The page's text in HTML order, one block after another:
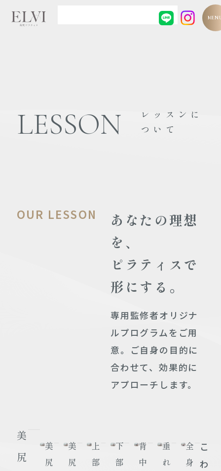
LESSON
レッスンに
ついて
OUR LESSON
あなたの理想
を、
ピラティスで
形にする。
専用監修者オリジナ
ルプログラムをご用
意。
ご自身の目的に
合わせて、効果的に
アプローチします。
美
尻
美
尻
美
尻
上
部
下
部
背
中
垂
れ
全
身
こ
わ